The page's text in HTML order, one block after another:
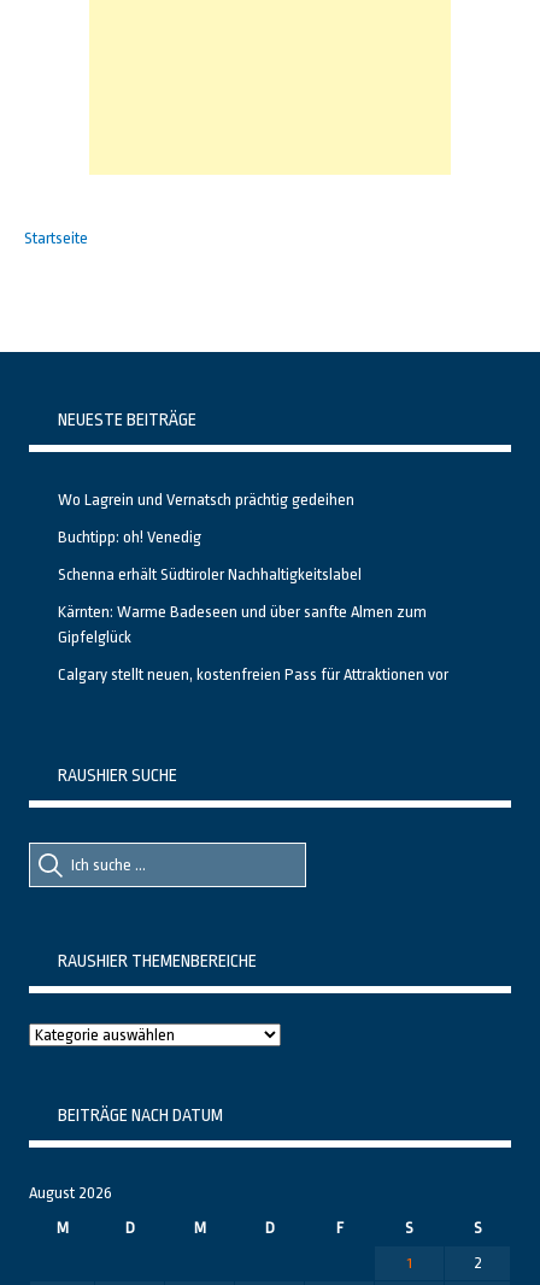
Startseite
NEUESTE BEITRÄGE
Wo Lagrein und Vernatsch prächtig gedeihen
Buchtipp: oh! Venedig
Schenna erhält Südtiroler Nachhaltigkeitslabel
Kärnten: Warme Badeseen und über sanfte Almen zum
Gipfelglück
Calgary stellt neuen, kostenfreien Pass für Attraktionen vor
RAUSHIER SUCHE
Suche
nach::
Suche
nach:
RAUSHIER THEMENBEREICHE
Raushier
BEITRÄGE NACH DATUM
August 2026
M
D M D F S
S
1
2